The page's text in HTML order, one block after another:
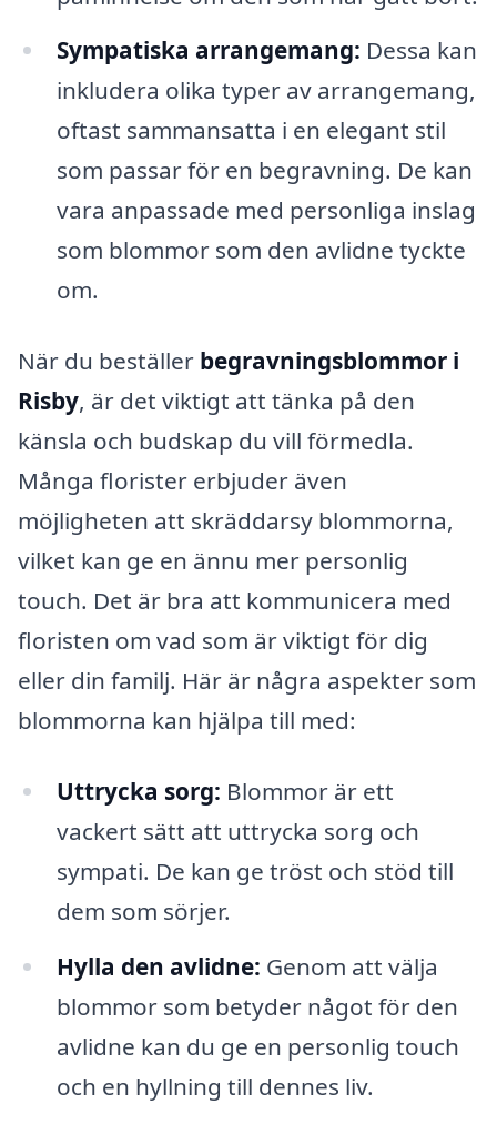
Sympatiska arrangemang: Dessa kan
inkludera olika typer av arrangemang,
oftast sammansatta i en elegant stil
som passar för en begravning. De kan
vara anpassade med personliga inslag
som blommor som den avlidne tyckte
om.
När du beställer begravningsblommor i
Risby, är det viktigt att tänka på den
känsla och budskap du vill förmedla.
Många florister erbjuder även
möjligheten att skräddarsy blommorna,
vilket kan ge en ännu mer personlig
touch. Det är bra att kommunicera med
floristen om vad som är viktigt för dig
eller din familj. Här är några aspekter som
blommorna kan hjälpa till med:
Uttrycka sorg: Blommor är ett
vackert sätt att uttrycka sorg och
sympati. De kan ge tröst och stöd till
dem som sörjer.
Hylla den avlidne: Genom att välja
blommor som betyder något för den
avlidne kan du ge en personlig touch
och en hyllning till dennes liv.